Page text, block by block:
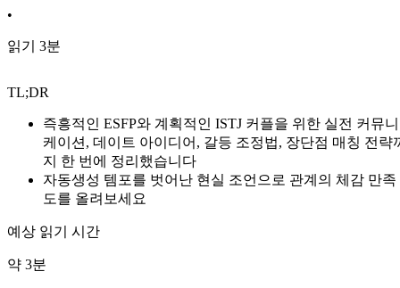
•
읽기 3분
TL;DR
즉흥적인 ESFP와 계획적인 ISTJ 커플을 위한 실전 커뮤니
케이션, 데이트 아이디어, 갈등 조정법, 장단점 매칭 전략
지 한 번에 정리했습니다
자동생성 템포를 벗어난 현실 조언으로 관계의 체감 만족
도를 올려보세요
예상 읽기 시간
약 3분